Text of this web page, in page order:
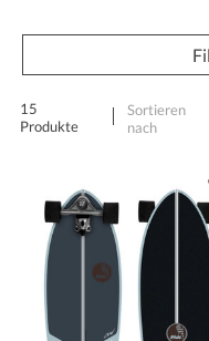
15
Produkte
Sortieren
nach